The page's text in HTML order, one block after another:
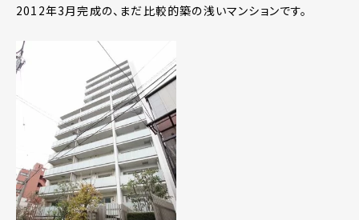
2012年3月完成の、まだ比較的築の浅いマンションです。